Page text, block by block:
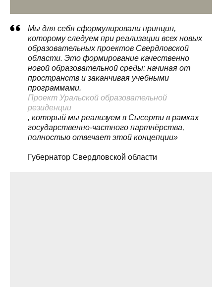
Мы для себя сформулировали принцип,
которому следуем при реализации всех новых
образовательных проектов Свердловской
области. Это формирование качественно
новой образовательной среды: начиная от
пространств и заканчивая учебными
программами.
Проект Уральской образовательной
резиденции
, который мы реализуем в Сысерти в рамках
государственно-частного партнёрства,
полностью отвечает этой концепции»
Губернатор Свердловской области